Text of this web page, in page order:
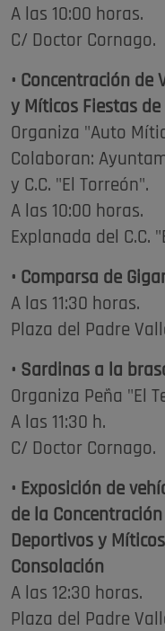
A las 10:00 horas.
C/ Doctor Cornago.
• Concentración de
y Míticos Fiestas
Organiza "Auto
Colaboran:
y C.C. "El Torreón".
A las 10:00 horas.
Explanada del C.C.
• Comparsa de
A las 11:30 horas.
Plaza del Padre
• Sardinas a la
Organiza Peña "El
A las 11:30 h.
C/ Doctor Cornago.
• Exposición de
de la
Deportivos y
Consolación
A las 12:30 horas.
Plaza del Padre